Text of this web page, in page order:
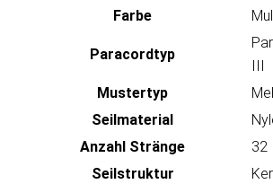
Farbe
Paracordtyp
III
Mustertyp
Seilmaterial
Anzahl Stränge
32
Seilstruktur